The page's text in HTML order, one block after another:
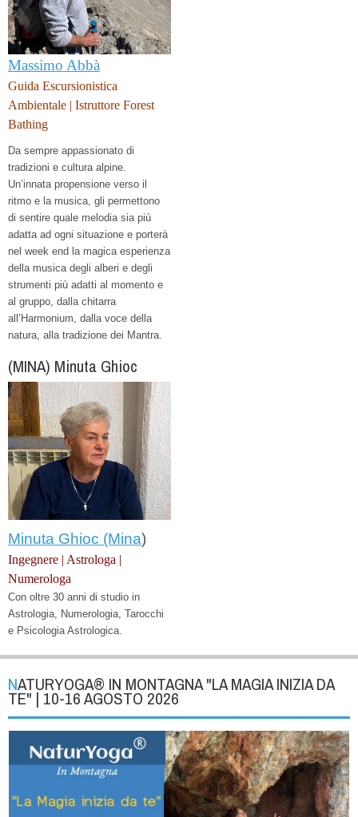
Massimo Abbà
Guida Escursionistica
Ambientale | Istruttore Forest
Bathing
Da sempre appassionato di
tradizioni e cultura alpine.
Un’innata propensione verso il
ritmo e la musica, gli permettono
di sentire quale melodia sia più
adatta ad ogni situazione e porterà
nel week end la magica esperienza
della musica degli alberi e degli
strumenti più adatti al momento e
al gruppo, dalla chitarra
all’Harmonium, dalla voce della
natura, alla tradizione dei Mantra.
(MINA) Minuta Ghioc
Minuta Ghioc (Mina)
Ingegnere | Astrologa |
Numerologa
Con oltre 30 anni di studio in
Astrologia, Numerologia, Tarocchi
e Psicologia Astrologica.
NATURYOGA® IN MONTAGNA "LA MAGIA INIZIA DA
TE" | 10-16 AGOSTO 2026